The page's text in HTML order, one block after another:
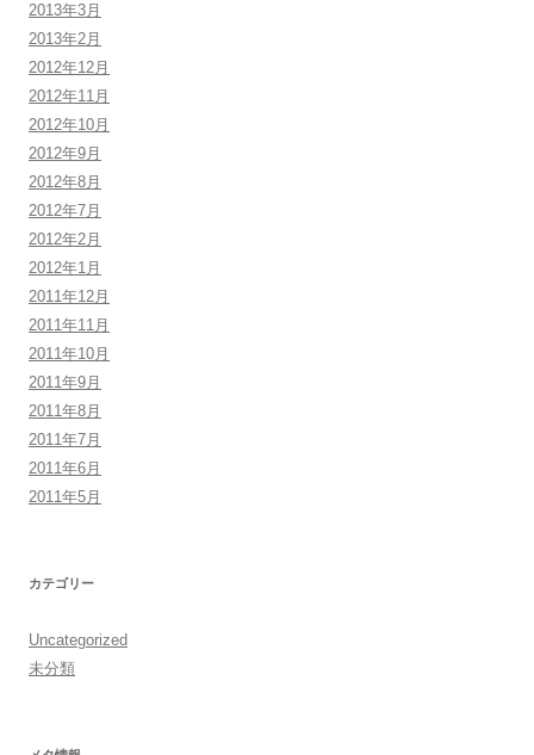
2013年3月
2013年2月
2012年12月
2012年11月
2012年10月
2012年9月
2012年8月
2012年7月
2012年2月
2012年1月
2011年12月
2011年11月
2011年10月
2011年9月
2011年8月
2011年7月
2011年6月
2011年5月
カテゴリー
Uncategorized
未分類